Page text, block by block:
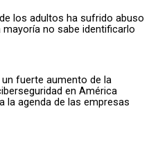
los adultos ha sufrido abuso
mayoría no sabe identificarlo
un fuerte aumento de la
en América
la agenda de las empresas